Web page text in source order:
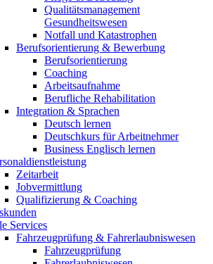
Qualitätsmanagement
Gesundheitswesen
Notfall und Katastrophen
Berufsorientierung & Bewerbung
Berufsorientierung
Coaching
Arbeitsaufnahme
Berufliche Rehabilitation
Integration & Sprachen
Deutsch lernen
Deutschkurs für Arbeitnehmer
Business Englisch lernen
Zeitarbeit
Jobvermittlung
Qualifizierung & Coaching
Services
Fahrzeugprüfung & Fahrerlaubniswesen
Fahrzeugprüfung